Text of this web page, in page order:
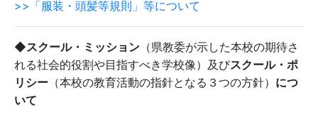
>>「服装・頭髪等規則」等について
◆スクール・ミッション （県教委が示した本校の期待さ
れる社会的役割や目指すべき学校像）及びスクール・ポ
リシー （本校の教育活動の指針となる３つの方針） につ
いて